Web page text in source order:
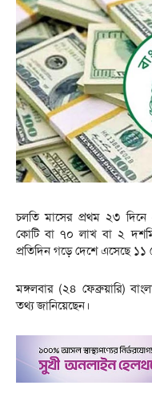
চলতি মাসের প্রথম ২৩ দিনে
কোটি বা ৭০ লাখ বা ২
প্রতিদিন গড়ে দেশে এসেছে ১১
মঙ্গলবার (২৪ ফেব্রুয়ারি)
তথ্য জানিয়েছেন।